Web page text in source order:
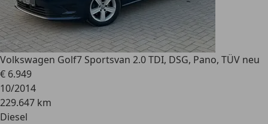
Volkswagen Golf7 Sportsvan 2.0 TDI, DSG, Pano, TÜV neu
€ 6.949
10/2014
229.647 km
Diesel